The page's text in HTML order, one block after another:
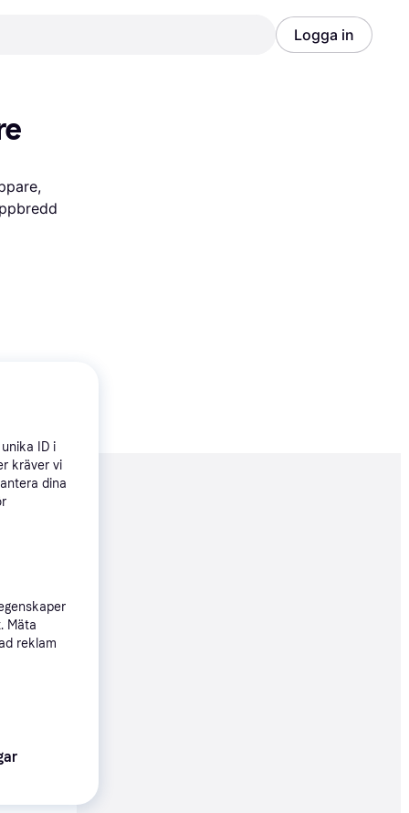
Logga in
kr
ID i
kräver vi
dina
Mäta
reklam